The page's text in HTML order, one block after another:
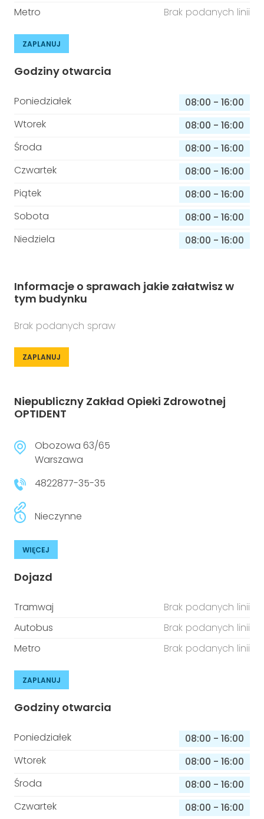
Metro
Brak podanych linii
ZAPLANUJ
Godziny otwarcia
Poniedziałek 08:00 - 16:00
Wtorek
08:00 - 16:00
Środa
08:00 - 16:00
Czwartek
08:00 - 16:00
Piątek
08:00 - 16:00
Sobota
08:00 - 16:00
Niedziela
08:00 - 16:00
Informacje o sprawach jakie załatwisz w
tym budynku
Brak podanych spraw
ZAPLANUJ
Niepubliczny Zakład Opieki Zdrowotnej
OPTIDENT
Obozowa 63/65
Warszawa
4822877-35-35
Nieczynne
WIĘCEJ
Dojazd
Tramwaj
Brak podanych linii
Autobus
Brak podanych linii
Metro
Brak podanych linii
ZAPLANUJ
Godziny otwarcia
Poniedziałek 08:00 - 16:00
Wtorek
08:00 - 16:00
Środa
08:00 - 16:00
Czwartek
08:00 - 16:00